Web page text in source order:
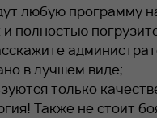
любую программу
полностью
в лучшем виде;
только
Также не стоит